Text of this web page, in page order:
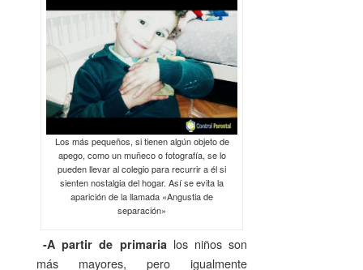
Los más pequeños, si tienen algún objeto de
apego, como un muñeco o fotografía, se lo
pueden llevar al colegio para recurrir a él si
sienten nostalgia del hogar. Así se evita la
aparición de la llamada «Angustia de
separación»
-A partir de primaria los niños son
más mayores, pero igualmente